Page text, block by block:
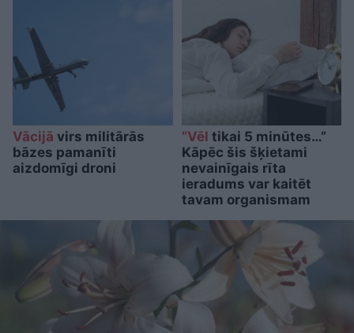
Vācijā virs militārās
bāzes pamanīti
aizdomīgi droni
“Vēl tikai 5 minūtes…”
Kāpēc šis šķietami
nevainīgais rīta
ieradums var kaitēt
tavam organismam